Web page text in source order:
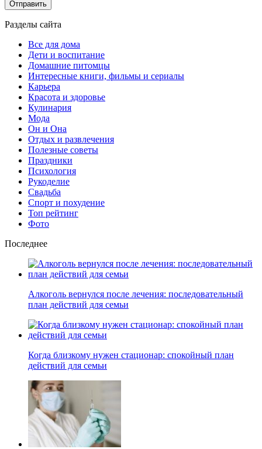
Разделы сайта
Все для дома
Дети и воспитание
Домашние питомцы
Интересные книги, фильмы и сериалы
Карьера
Красота и здоровье
Кулинария
Мода
Он и Она
Отдых и развлечения
Полезные советы
Праздники
Психология
Рукоделие
Свадьба
Спорт и похудение
Топ рейтинг
Фото
Последнее
Алкоголь вернулся после лечения: последовательный
план действий для семьи
Когда близкому нужен стационар: спокойный план
действий для семьи